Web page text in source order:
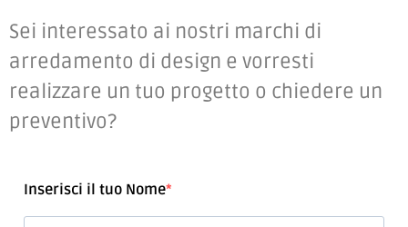
Cambia il tuo modo di vivere la
casa!
Sei interessato ai nostri marchi di
arredamento di design e vorresti
preventivo?